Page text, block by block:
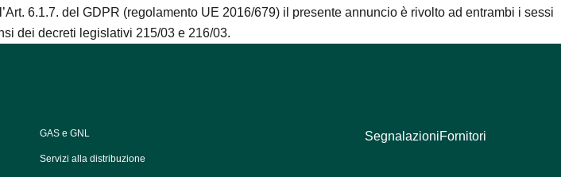
6.1.7. del GDPR (regolamento UE 2016/679) il presente annuncio è rivolto ad entrambi i sessi
dei decreti legislativi 215/03 e 216/03.
GAS e GNL
Servizi alla distribuzione
SegnalazioniFornitori